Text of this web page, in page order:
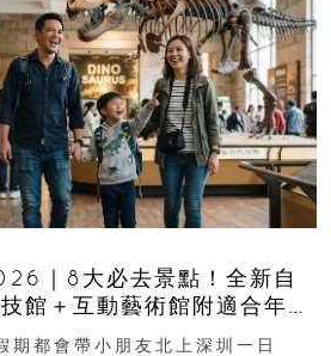
｜8大必去景點！全新自
館＋互動藝術館附適合年
放時間
期都會帶小朋友北上深圳一日